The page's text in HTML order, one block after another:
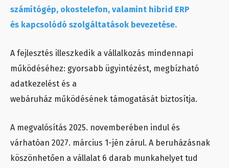
számítógép, okostelefon, valamint hibrid ERP
és kapcsolódó szolgáltatások bevezetése.
A fejlesztés illeszkedik a vállalkozás mindennapi
működéséhez: gyorsabb ügyintézést, megbízható
adatkezelést és a
webáruház működésének támogatását biztosítja.
A megvalósítás 2025. novemberében indul és
várhatóan 2027. március 1-jén zárul. A beruházásnak
köszönhetően a vállalat 6 darab munkahelyet tud